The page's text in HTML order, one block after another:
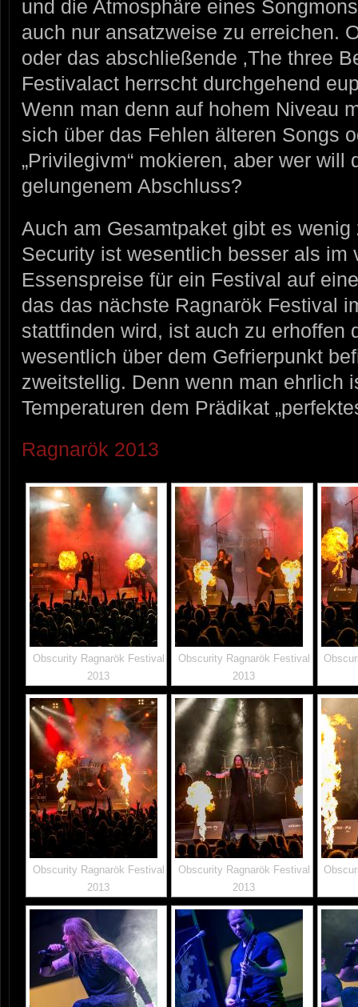
und die Atmosphäre eines
auch nur ansatzweise zu erreichen.
oder das abschließende ‚The three
Festivalact herrscht durchgehend
Wenn man denn auf hohem Niveau
sich über das Fehlen älteren Songs
„Privilegivm“ mokieren, aber wer
gelungenem Abschluss?
Auch am Gesamtpaket gibt es
Security ist wesentlich besser als im
Essenspreise für ein Festival auf
das das nächste Ragnarök Festival
stattfinden wird, ist auch zu erhoffen
wesentlich über dem Gefrierpunkt
zweitstellig. Denn wenn man ehrlich
Temperaturen dem Prädikat
Ragnarök 2013
Obscurity Ragnarök Festival
2013
Obscurity Ragnarök Festival
2013
Obscurity Ragnarök Festival
2013
Obscurity Ragnarök Festival
2013